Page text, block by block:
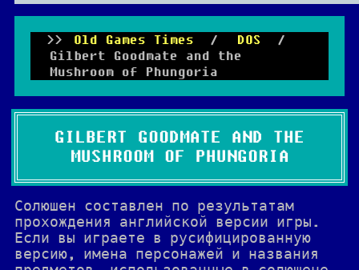
Old Games Times / DOS
/
Gilbert Goodmate and the
Mushroom of Phungoria
GILBERT GOODMATE AND THE
MUSHROOM OF PHUNGORIA
Солюшен составлен по результатам
прохождения английской версии игры.
Если вы играете в русифицированную
версию, имена персонажей и названия